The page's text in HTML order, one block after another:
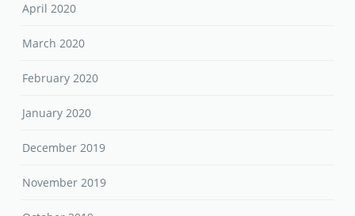
April 2020
March 2020
February 2020
January 2020
December 2019
November 2019